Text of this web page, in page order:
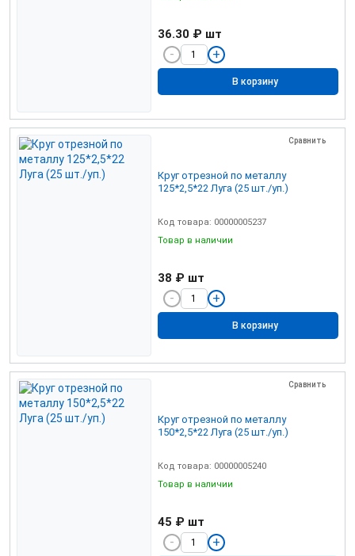
36.30 ₽ шт
В корзину
Сравнить
Круг отрезной по металлу
125*2,5*22 Луга (25 шт./уп.)
Код товара: 00000005237
Товар в наличии
38 ₽ шт
В корзину
Сравнить
Круг отрезной по металлу
150*2,5*22 Луга (25 шт./уп.)
Код товара: 00000005240
Товар в наличии
45 ₽ шт